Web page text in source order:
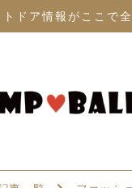
ドア情報がここで